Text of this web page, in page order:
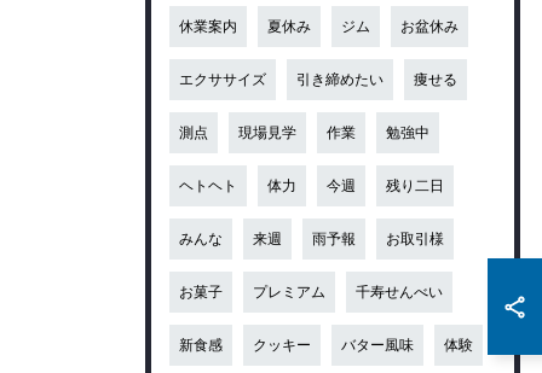
休業案内 夏休み ジム お盆休み
エクササイズ 引き締めたい 痩せる
測点 現場見学 作業 勉強中
ヘトヘト 体力 今週 残り二日
みんな 来週 雨予報 お取引様
お菓子 プレミアム 千寿せんべい
新食感 クッキー バター風味 体験